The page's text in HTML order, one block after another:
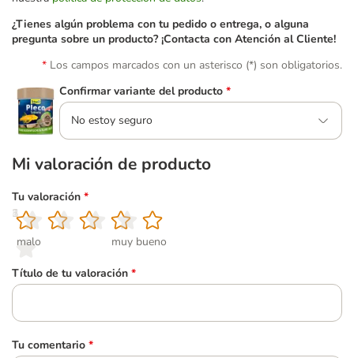
¿Tienes algún problema con tu pedido o entrega, o alguna
pregunta sobre un producto? ¡Contacta con Atención al Cliente!
Los campos marcados con un asterisco (*) son obligatorios.
Confirmar variante del producto *
No estoy seguro
Mi valoración de producto
Tu valoración *
1
malo
2
3
4
5
muy bueno
Título de tu valoración *
Tu comentario *